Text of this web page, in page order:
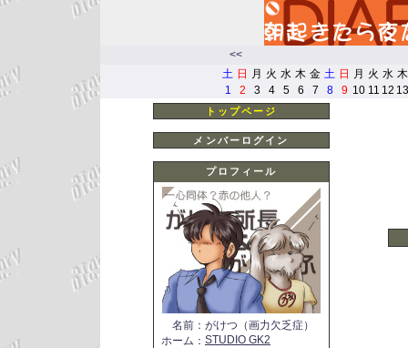
<<
土 日 月 火 水 木 金 土 日 月 火 水 木
1
2 3 4 5 6 7 8 9 10 11 12 13
トップページ
メンバーログイン
プロフィール
名前 ： がけつ（画力欠乏症）
ホーム ： STUDIO GK2